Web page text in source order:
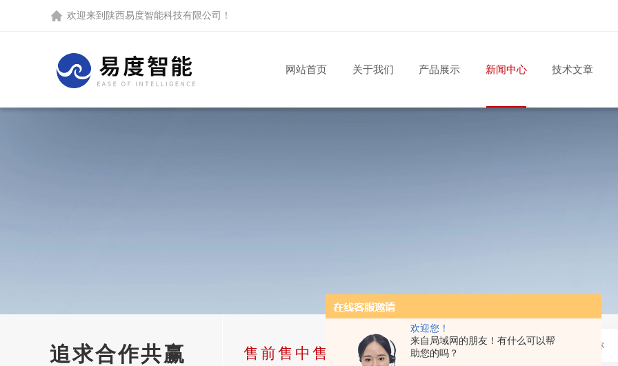
欢迎您！
来自局域网的朋友！有什么可以帮
助您的吗？
欢迎来到 陕西易度智能科技有限公司 ！
网站首页 关于我们 产品展示 新闻中心 技术文章
追求合作共赢 售前售中售后完整的服务体系